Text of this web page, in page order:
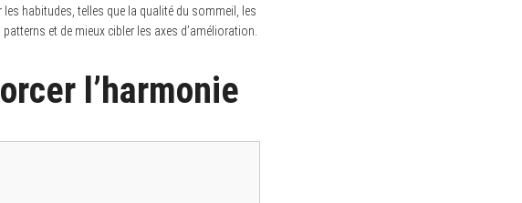
habitudes, telles que la qualité du sommeil, les
et de mieux cibler les axes d’amélioration.
l’harmonie